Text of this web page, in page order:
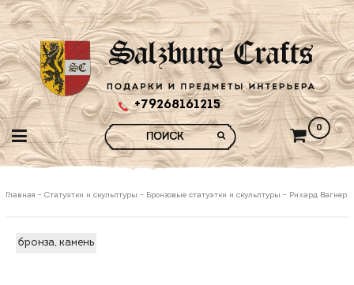
+79268161215
0
Главная - Статуэтки и скульптуры - Бронзовые статуэтки и скульптуры - Рихард Вагнер
бронза, камень